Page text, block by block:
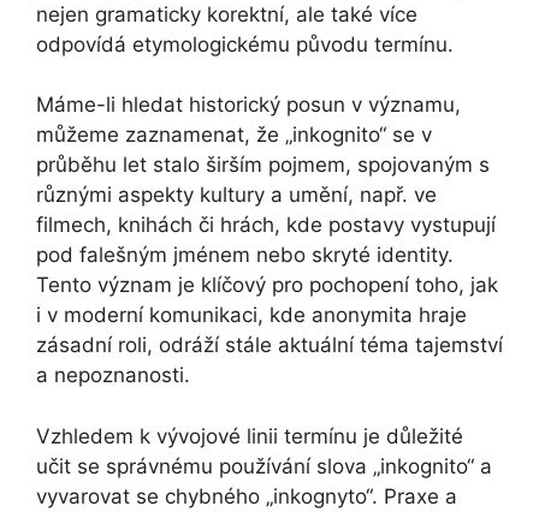
nejen gramaticky korektní, ale také více
odpovídá etymologickému původu termínu.
Máme-li hledat historický posun v významu,
můžeme zaznamenat, že „inkognito“ se v
průběhu let stalo širším pojmem, spojovaným s
různými aspekty kultury a umění, např. ve
filmech, knihách či hrách, kde postavy vystupují
pod falešným jménem nebo skryté identity.
Tento význam je klíčový pro pochopení toho, jak
i v moderní komunikaci, kde anonymita hraje
zásadní roli, odráží stále aktuální téma tajemství
a nepoznanosti.
Vzhledem k vývojové linii termínu je důležité
učit se správnému používání slova „inkognito“ a
vyvarovat se chybného „inkognyto“. Praxe a